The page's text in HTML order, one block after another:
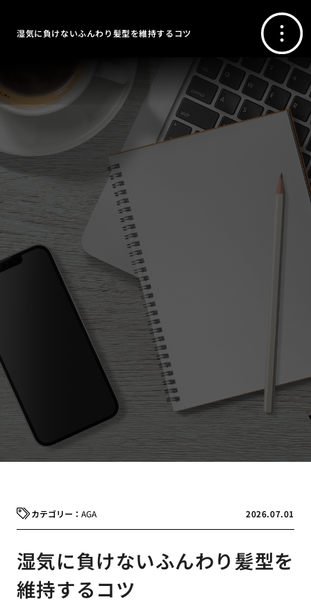
湿気に負けないふんわり髪型を維持するコツ
2026.07.01
AGA
湿気に負けないふんわり髪型を
維持するコツ